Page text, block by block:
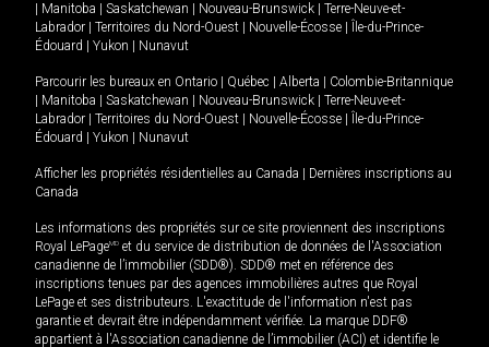
Manitoba Saskatchewan Nouveau-Brunswick
Terre-Neuve-et-
Labrador
Territoires du Nord-Ouest Nouvelle-Écosse
Île-du-Prince-
Édouard
Yukon Nunavut
Parcourir les bureaux en Ontario Québec Alberta
Colombie-Britannique
Manitoba Saskatchewan Nouveau-Brunswick
Terre-Neuve-et-
Labrador
Territoires du Nord-Ouest Nouvelle-Écosse
Île-du-Prince-
Édouard
Yukon Nunavut
Afficher les propriétés résidentielles au Canada
Dernières inscriptions au
Canada
Les informations des propriétés sur ce site proviennent des inscriptions
Royal LePageMD et du service de distribution de données de l'Association
canadienne de l’immobilier (SDD®). SDD® met en référence des
inscriptions tenues par des agences immobilières autres que Royal
LePage et ses distributeurs. L'exactitude de l'information n'est pas
garantie et devrait être indépendamment vérifiée. La marque DDF®
appartient à l'Association canadienne de l’immobilier (ACI) et identifie le